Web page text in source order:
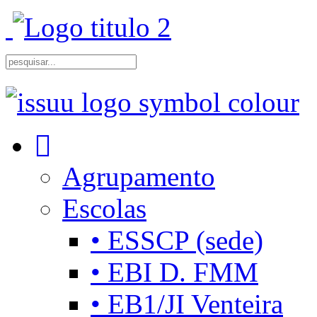
Agrupamento
Escolas
• ESSCP (sede)
• EBI D. FMM
• EB1/JI Venteira